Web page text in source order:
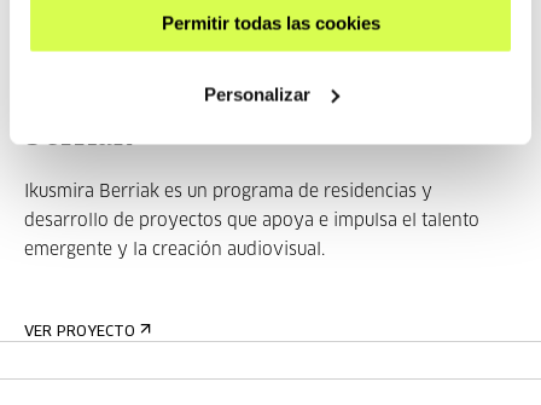
Permitir todas las cookies
Personalizar
Pertenece a Proyecto: Ikusmira
berriak
Ikusmira Berriak es un programa de residencias y
desarrollo de proyectos que apoya e impulsa el talento
emergente y la creación audiovisual.
VER PROYECTO